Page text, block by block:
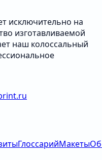
исключительно на
изготавливаемой
наш колоссальный
ГлоссарийМакеты